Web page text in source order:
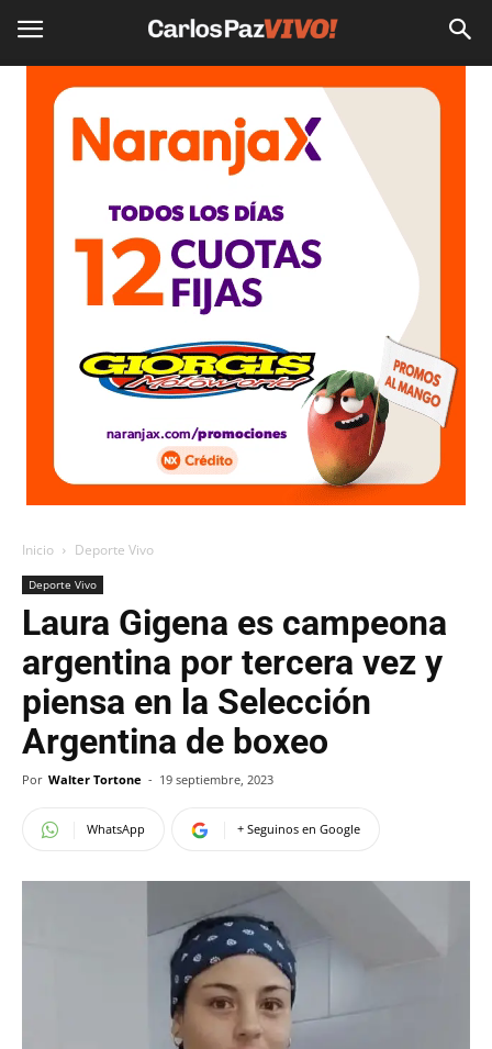
Inicio Deporte Vivo
Deporte Vivo
Laura Gigena es campeona
argentina por tercera vez y
piensa en la Selección
Argentina de boxeo
Por Walter Tortone - 19 septiembre, 2023
WhatsApp + Seguinos en Google